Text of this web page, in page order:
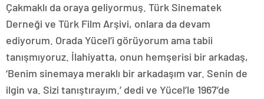
Çakmaklı da oraya geliyormuş. Türk Sinematek
Derneği ve Türk Film Arşivi, onlara da devam
ediyorum. Orada Yücel’i görüyorum ama tabii
tanışmıyoruz. İlahiyatta, onun hemşerisi bir arkadaş,
‘Benim sinemaya meraklı bir arkadaşım var. Senin de
ilgin va. Sizi tanıştırayım.’ dedi ve Yücel’le 1967’de